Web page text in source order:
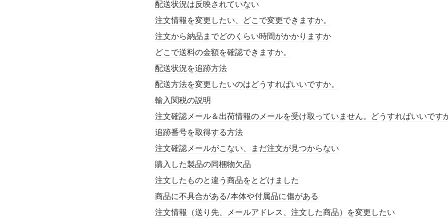
配送状況は反映されていない
注文情報を変更したい、どこで変更できますか。
注文から納品までどのくらい時間がかかりますか
どこで送料の金額を確認できますか。
配送状況を追跡方法
配送方法を変更したいのはどうすればいいですか。
輸入関税の説明
注文確認メール＆出荷情報のメールを受け取っていません。どうすればいいです
追跡番号を取得する方法
注文確認メールがこない、まだ注文が見つからない
購入した製品の同梱物欠品
注文したものと違う商品をとどけました
商品に不具合がある/本体や付属品に傷がある
注文情報（送り先、メールアドレス、注文した商品）を変更したい